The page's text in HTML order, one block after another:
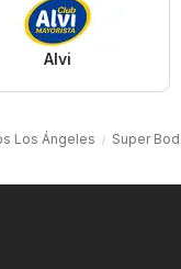
Alvi
Los Ángeles Super